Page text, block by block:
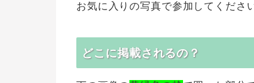
お気に入りの写真で参加してくださ
どこに掲載されるの？